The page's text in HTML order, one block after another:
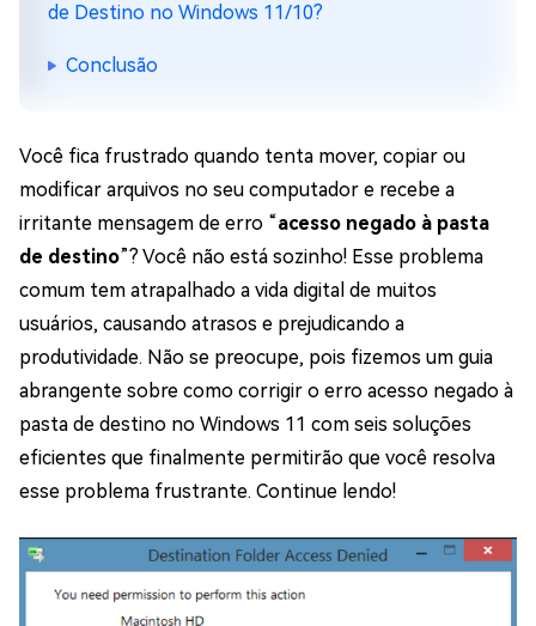
de Destino no Windows 11/10?
Conclusão
Você fica frustrado quando tenta mover, copiar ou
modificar arquivos no seu computador e recebe a
irritante mensagem de erro “acesso negado à pasta
de destino”? Você não está sozinho! Esse problema
comum tem atrapalhado a vida digital de muitos
usuários, causando atrasos e prejudicando a
produtividade. Não se preocupe, pois fizemos um guia
abrangente sobre como corrigir o erro acesso negado à
pasta de destino no Windows 11 com seis soluções
eficientes que finalmente permitirão que você resolva
esse problema frustrante. Continue lendo!